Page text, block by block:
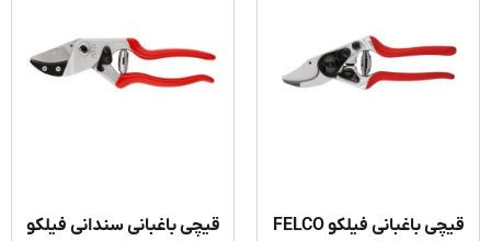
قیچی باغبانی فیلکو FELCO
قیچی باغبانی سندانی فیلکو